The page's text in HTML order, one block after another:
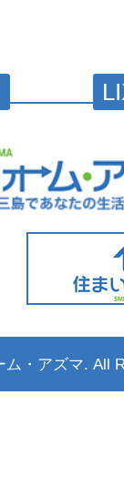
ム・アズマ. All